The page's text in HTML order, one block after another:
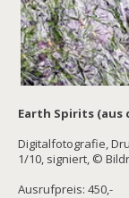
Earth Spirits (aus
Digitalfotografie,
1/10, signiert, ©
Ausrufpreis: 450,-